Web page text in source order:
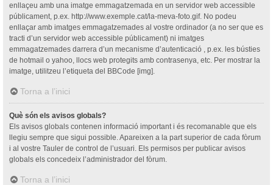
enllaçeu amb una imatge emmagatzemada en un servidor web accessible
públicament, p.ex. http://www.exemple.cat/la-meva-foto.gif. No podeu
enllaçar amb imatges emmagatzemades al vostre ordinador (a no ser que es
tracti d’un servidor web accessible públicament) ni imatges
emmagatzemades darrera d’un mecanisme d’autenticació , p.ex. les bústies
de hotmail o yahoo, llocs web protegits amb contrasenya, etc. Per mostrar la
imatge, utilitzeu l’etiqueta del BBCode [img].
Torna a l’inici
Què són els avisos globals?
Els avisos globals contenen informació important i és recomanable que els
llegiu sempre que sigui possible. Apareixen a la part superior de cada fòrum
i al vostre Tauler de control de l’usuari. Els permisos per publicar avisos
globals els concedeix l’administrador del fòrum.
Torna a l’inici